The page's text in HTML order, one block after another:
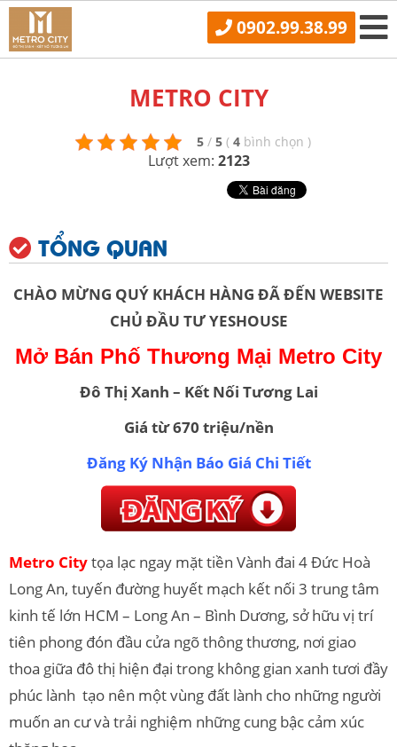
0902.99.38.99
METRO CITY
5 / 5 ( 4 bình chọn )
Lượt xem: 2123
TỔNG QUAN
CHÀO MỪNG QUÝ KHÁCH HÀNG ĐÃ ĐẾN WEBSITE
CHỦ ĐẦU TƯ YESHOUSE
Mở Bán Phố Thương Mại Metro City
Đô Thị Xanh – Kết Nối Tương Lai
Giá từ 670 triệu/nền
Đăng Ký Nhận Báo Giá Chi Tiết
Metro Citytọa lạc ngay mặt tiền Vành đai 4 Đức Hoà
Long An, tuyến đường huyết mạch kết nối 3 trung tâm
kinh tế lớn HCM – Long An – Bình Dương, sở hữu vị trí
tiên phong đón đầu cửa ngõ thông thương, nơi giao
thoa giữa đô thị hiện đại trong không gian xanh tươi đầy
phúc lành tạo nên một vùng đất lành cho những người
muốn an cư và trải nghiệm những cung bậc cảm xúc